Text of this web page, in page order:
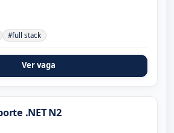
#full stack
Ver vaga
.NET N2